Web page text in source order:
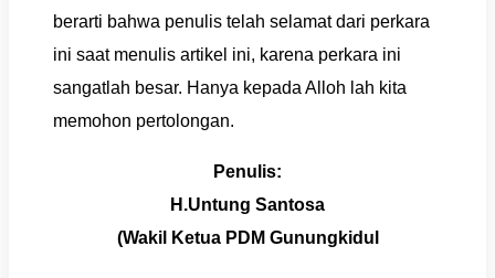
berarti bahwa penulis telah selamat dari perkara
ini saat menulis artikel ini, karena perkara ini
sangatlah besar. Hanya kepada Alloh lah kita
memohon pertolongan.
Penulis:
H.Untung Santosa
(Wakil Ketua PDM Gunungkidul